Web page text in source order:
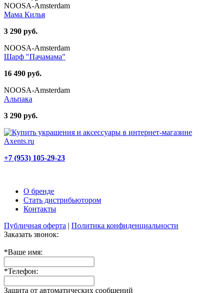
NOOSA-Amsterdam
Мама Килья
3 290 руб.
NOOSA-Amsterdam
Шарф "Пачамама"
16 490 руб.
NOOSA-Amsterdam
Альпака
3 290 руб.
+7 (953) 105-29-23
О бренде
Стать дистрибьютором
Контакты
Публичная оферта | Политика конфиденциальности
Заказать звонок:
*Ваше имя:
*Телефон:
Защита от автоматических сообщений